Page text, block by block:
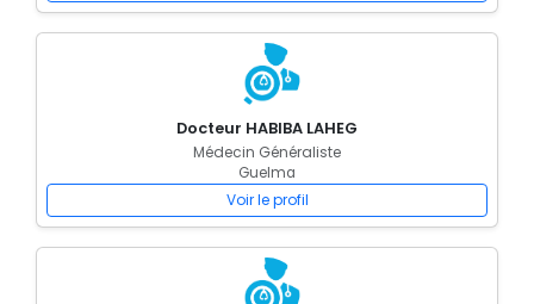
Docteur HABIBA LAHEG
Médecin Généraliste
Guelma
Voir le profil